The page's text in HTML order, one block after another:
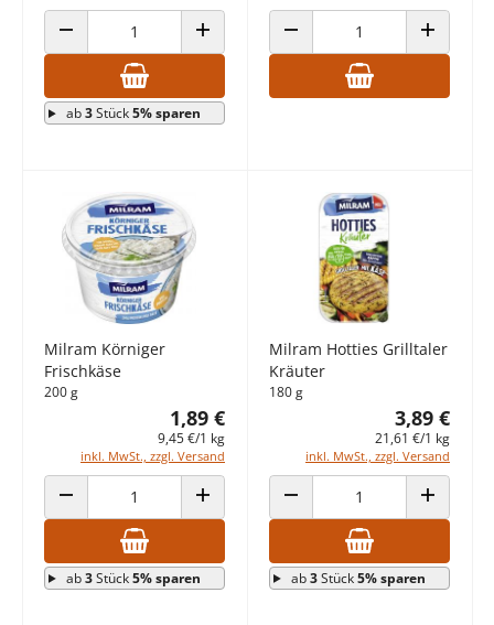
ANZAHL VERRINGERN ANZAHL ERHÖHEN
ab3Stück5% sparen
ANZAHL VERRINGERN ANZAHL
Milram Körniger
Frischkäse
200 g
1,89 €
9,45 €/1 kg
inkl. MwSt., zzgl. Versand
ANZAHL VERRINGERN ANZAHL ERHÖHEN
ab3Stück5% sparen
Milram Hotties Grilltaler
Kräuter
180 g
3,89 €
21,61 €/1 kg
inkl. MwSt., zzgl. Versand
ANZAHL VERRINGERN ANZAHL
ab3Stück5% sparen